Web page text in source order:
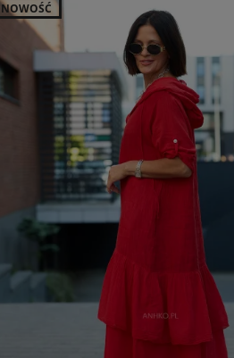
NOWOŚĆ